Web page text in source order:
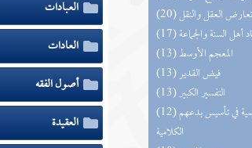
تعارض العقل والنقل
أهل السنة والجماعة
(13) المعجم الأوسط
(13) فيض القدير
(13) التفسير الكبير
(12) بيان تلبيس الجهمية في تأسيس بدعهم
الكلامية
العبادات
العادات
أصول الفقه
العقيدة